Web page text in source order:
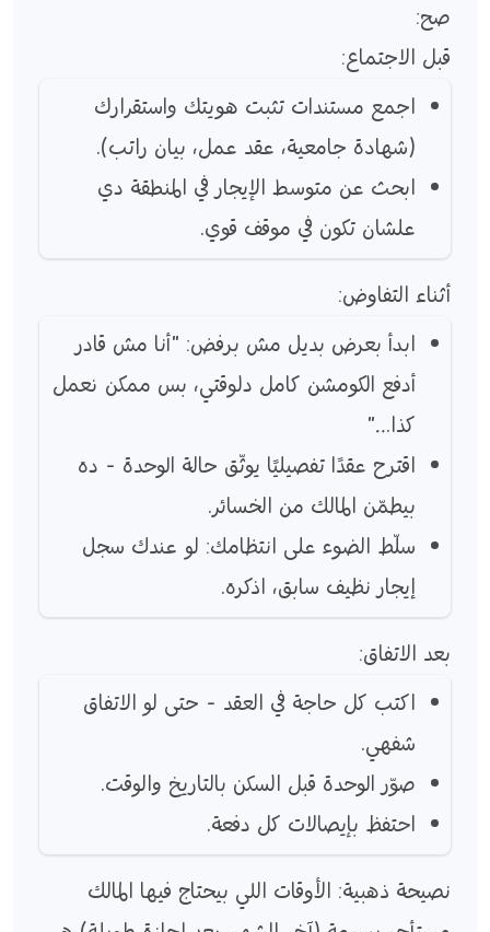
صح:
قبل الاجتماع:
اجمع مستندات تثبت هويتك واستقرارك
(شهادة جامعية، عقد عمل، بيان راتب).
ابحث عن متوسط الإيجار في المنطقة دي
علشان تكون في موقف قوي.
أثناء التفاوض:
ابدأ بعرض بديل مش برفض: "أنا مش قادر
أدفع الكومشن كامل دلوقتي، بس ممكن نعمل
كذا..."
اقترح عقدًا تفصيليًا يوثّق حالة الوحدة - ده
بيطمّن المالك من الخسائر.
سلّط الضوء على انتظامك: لو عندك سجل
إيجار نظيف سابق، اذكره.
بعد الاتفاق:
اكتب كل حاجة في العقد - حتى لو الاتفاق
شفهي.
صوّر الوحدة قبل السكن بالتاريخ والوقت.
احتفظ بإيصالات كل دفعة.
نصيحة ذهبية: الأوقات اللي بيحتاج فيها المالك